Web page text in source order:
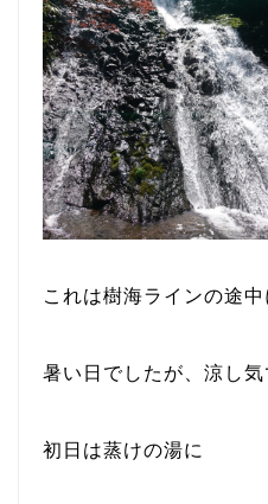
これは樹海ラインの途
暑い日でしたが、涼し気
初日は蒸けの湯に